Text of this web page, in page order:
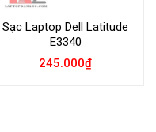
Sạc Laptop Dell Latitude
E3340
245.000₫